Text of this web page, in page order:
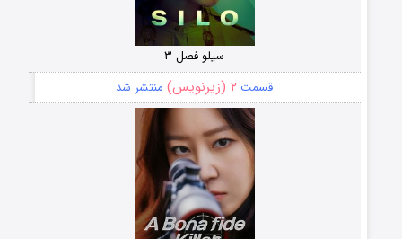
سیلو فصل ۳
قسمت ۲ (زیرنویس) منتشر شد